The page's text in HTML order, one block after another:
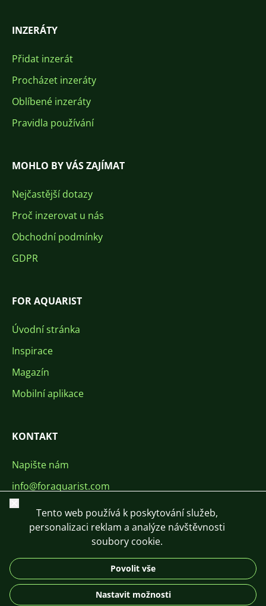
INZERÁTY
Přidat inzerát
Procházet inzeráty
Oblíbené inzeráty
Pravidla používání
MOHLO BY VÁS ZAJÍMAT
Nejčastější dotazy
Proč inzerovat u nás
Obchodní podmínky
GDPR
FOR AQUARIST
Úvodní stránka
Inspirace
Magazín
Mobilní aplikace
KONTAKT
Napište nám
info@foraquarist.com
+420 603 449 602
DE
Zavřít
Tento web používá k poskytování služeb,
personalizaci reklam a analýze návštěvnosti
soubory cookie.
Povolit vše
Nastavit možnosti